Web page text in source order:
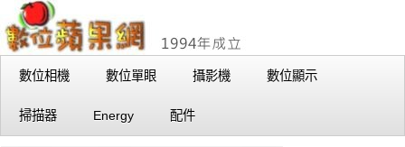
數位相機 數位單眼 攝影機 數位顯示
掃描器 Energy 配件